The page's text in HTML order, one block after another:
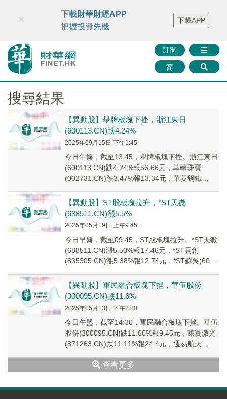
財華智庫網 FINTV FINMETA 財華證券 媒體矩陣
智庫沙龍
聯絡我們
訂閱
简
×
下載財華財經APP
把握投資先機
下載APP
搜尋結果
【異動股】舉牌板塊下挫，浙江東日
(600113.CN)跌4.24%
2025年09月15日 下午1:45
今日午盤，截至13:45，舉牌板塊下挫。浙江東日
(600113.CN)跌4.24%報56.66元，萃華珠寶
(002731.CN)跌3.47%報13.34元，華菱鋼鐵
【異動股】ST股板塊拉升，*ST天微
(688511.CN)漲5.5%
2025年05月19日 上午9:45
今日早盤，截至09:45，ST股板塊拉升。*ST天微
(688511.CN)漲5.50%報17.46元，*ST雲創
(835305.CN)漲5.38%報12.74元，*ST蘇吳(60...
【異動股】軍民融合板塊下挫，華伍股份
(300095.CN)跌11.6%
2025年05月13日 下午2:30
今日午盤，截至14:30，軍民融合板塊下挫。華伍
股份(300095.CN)跌11.60%報9.45元，萊賽激光
(871263.CN)跌11.11%報24.4元，通易航天
查看更多